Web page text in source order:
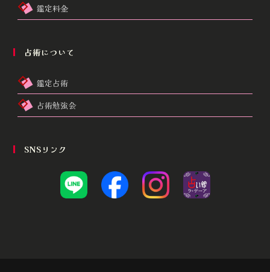
鑑定料金
占術について
鑑定占術
占術勉強会
SNSリンク